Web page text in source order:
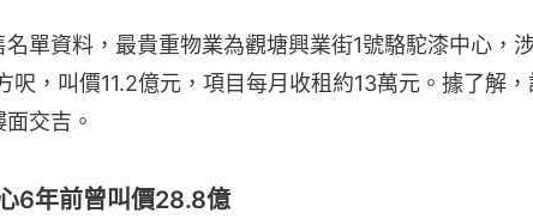
名單資料，最貴重物業為觀塘興業街1號駱駝漆中心，
呎，叫價11.2億元，項目每月收租約13萬元。據了解
交吉。
6年前曾叫價28.8億